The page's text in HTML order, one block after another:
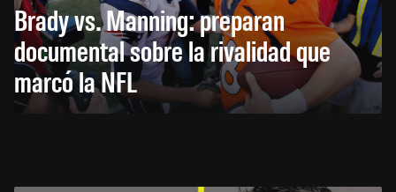
Brady vs. Manning: preparan
documental sobre la rivalidad que
marcó la NFL